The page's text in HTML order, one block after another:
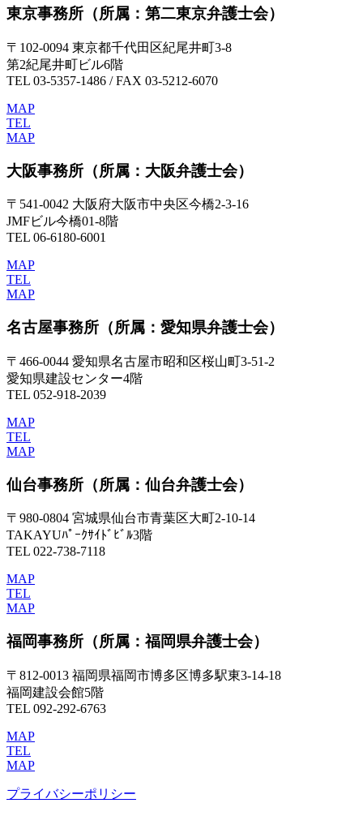
東京事務所 （所属：第二東京弁護士会）
〒102-0094 東京都千代田区紀尾井町3-8
第2紀尾井町ビル6階
TEL 03-5357-1486 / FAX 03-5212-6070
MAP
TEL
MAP
大阪事務所 （所属：大阪弁護士会）
〒541-0042 大阪府大阪市中央区今橋2-3-16
JMFビル今橋01-8階
TEL 06-6180-6001
MAP
TEL
MAP
名古屋事務所 （所属：愛知県弁護士会）
〒466-0044 愛知県名古屋市昭和区桜山町3-51-2
愛知県建設センター4階
TEL 052-918-2039
MAP
TEL
MAP
仙台事務所 （所属：仙台弁護士会）
〒980-0804 宮城県仙台市青葉区大町2-10-14
TAKAYUﾊﾟｰｸｻｲﾄﾞﾋﾞﾙ3階
TEL 022-738-7118
MAP
TEL
MAP
福岡事務所 （所属：福岡県弁護士会）
〒812-0013 福岡県福岡市博多区博多駅東3-14-18
福岡建設会館5階
TEL 092-292-6763
MAP
TEL
MAP
プライバシーポリシー